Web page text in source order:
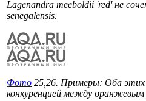
Lagenandra meeboldii 'red' не
senegalensis.
Фото 25,26. Примеры: Оба этих
конкуренцией между